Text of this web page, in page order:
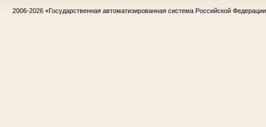
2006-2026 «Государственная автоматизированная система Российской